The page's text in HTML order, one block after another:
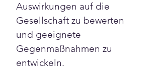
Auswirkungen auf die
Gesellschaft zu bewerten
und geeignete
Gegenmaßnahmen zu
entwickeln.